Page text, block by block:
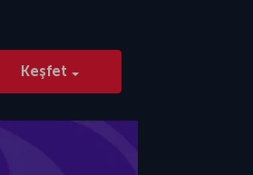
Keşfet